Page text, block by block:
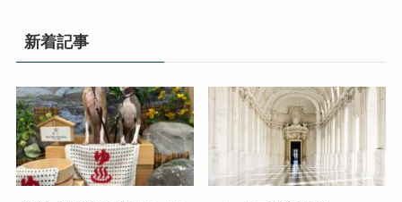
新着記事